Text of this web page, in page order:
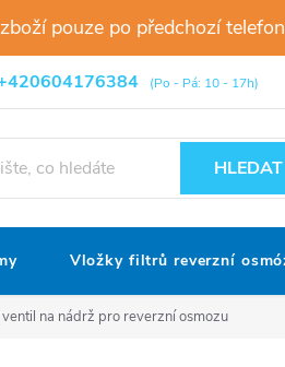
pouze po předchozí
osobních údajů Dodací a platební
HLEDAT
Vložky filtrů reverzní
na nádrž pro reverzní osmozu